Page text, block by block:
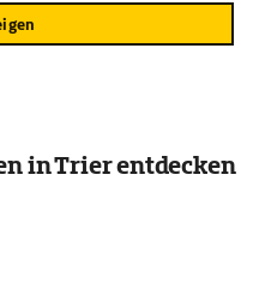
in Trier entdecken